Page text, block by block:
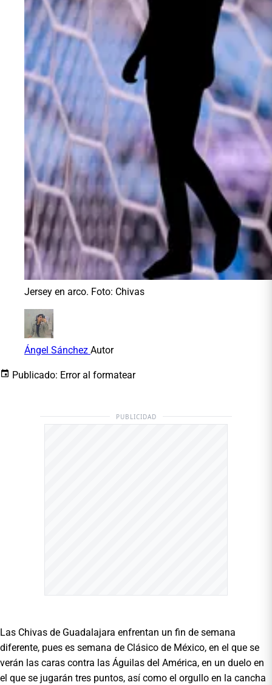
Jersey en arco. Foto: Chivas
Ángel Sánchez Autor
Publicado: Error al formatear
PUBLICIDAD
Las Chivas de Guadalajara enfrentan un fin de semana
diferente, pues es semana de Clásico de México, en el que se
verán las caras contra las Águilas del América, en un duelo en
el que se jugarán tres puntos, así como el orgullo en la cancha